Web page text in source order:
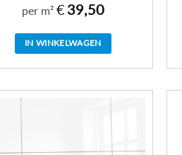
per m² € 39,50
IN WINKELWAGEN